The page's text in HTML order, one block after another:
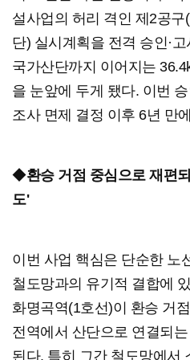
설사업의 허리 격인 제2공
단) 실시계획을 전격 승인·
국가산단까지 이어지는
을 눈앞에 두게 됐다. 이번
조사 면제 결정 이후 6년 만
◆환승 거점 중심으로 재편
도'
이번 사업 핵심은 단순한 노
철도망과의 유기적 결합에
화명곡역(1호선)이 환승 거
전역에서 산단으로 연결되
된다. 특히 그간 철도망에서